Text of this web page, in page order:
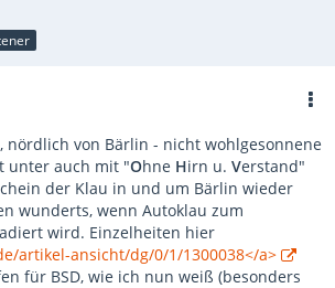
nördlich von Bärlin - nicht wohlgesonnene
unter auch mit "Ohne Hirn u. Verstand"
der Klau in und um Bärlin wieder
wunderts, wenn Autoklau zum
wird. Einzelheiten hier
artikel-ansicht/dg/0/1/1300038</a>
für BSD, wie ich nun weiß (besonders